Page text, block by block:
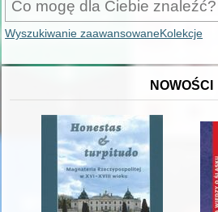
Wyszukiwanie zaawansowaneKolekcje
NOWOŚCI